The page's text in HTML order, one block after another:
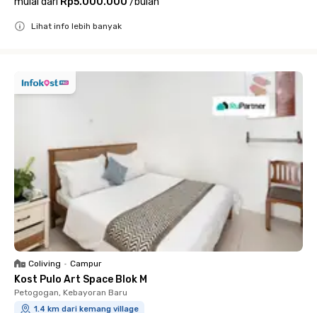
Lihat info lebih banyak
Coliving • Campur
Kost Pulo Art Space Blok M
Petogogan, Kebayoran Baru
1.4 km dari kemang village